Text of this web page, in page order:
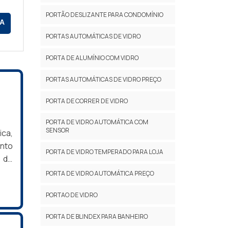
PORTÃO DESLIZANTE PARA CONDOMÍNIO
PORTAS AUTOMÁTICAS DE VIDRO
PORTA DE ALUMÍNIO COM VIDRO
PORTAS AUTOMÁTICAS DE VIDRO PREÇO
PORTA DE CORRER DE VIDRO
PORTA DE VIDRO AUTOMÁTICA COM
SENSOR
PORTA DE VIDRO TEMPERADO PARA LOJA
PORTA DE VIDRO AUTOMÁTICA PREÇO
PORTAO DE VIDRO
PORTA DE BLINDEX PARA BANHEIRO